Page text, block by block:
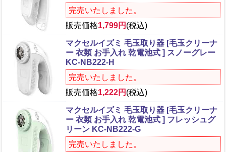
完売いたしました。
販売価格1,799円 (税込)
マクセルイズミ 毛玉取り器 [毛玉クリーナ
ー 衣類 お手入れ 乾電池式 ] スノーグレー
KC-NB222-H
完売いたしました。
販売価格1,222円 (税込)
マクセルイズミ 毛玉取り器 [毛玉クリーナ
ー 衣類 お手入れ 乾電池式 ] フレッシュグ
リーン KC-NB222-G
完売いたしました。